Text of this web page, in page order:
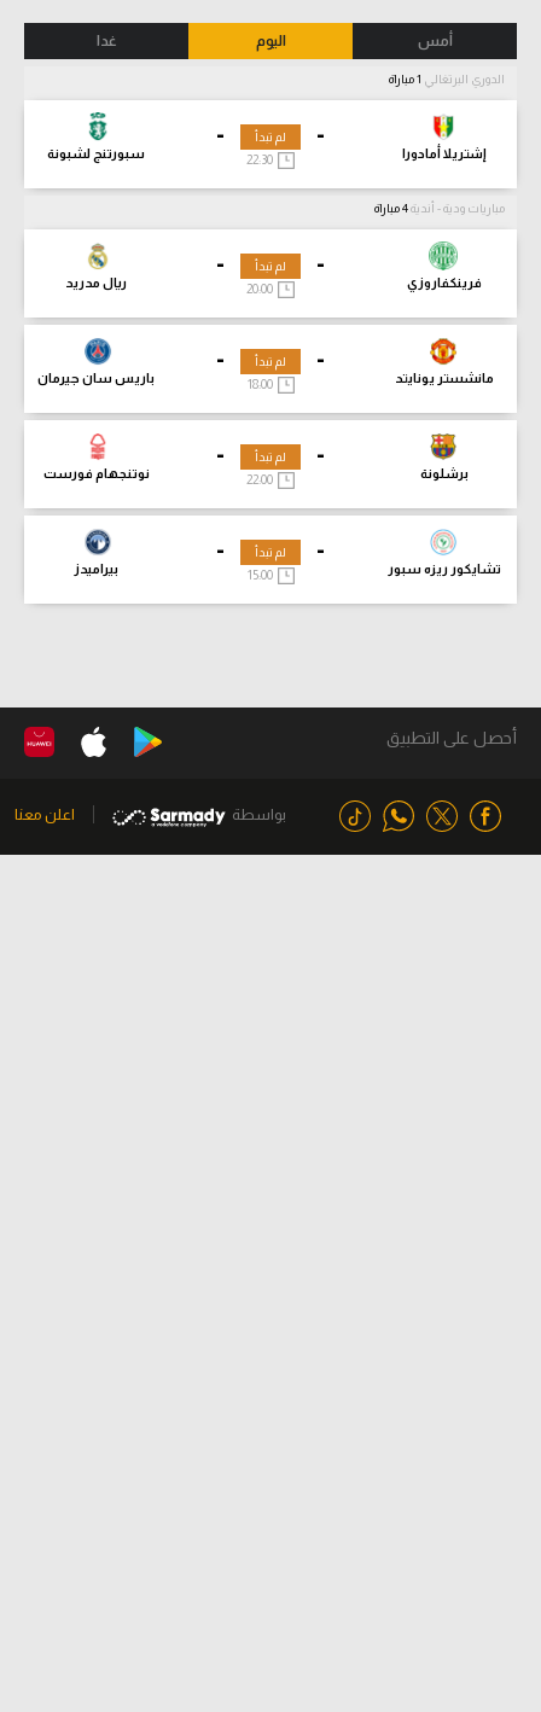
أمس اليوم غدا
الدوري البرتغالي
-
إشتريلا أمادورا
-
سبورتنج لشبونة
لم تبدأ
مباريات ودية - أندية
-
فرينكفاروزي
-
ريال مدريد
لم تبدأ
-
مانشستر يونايتد
-
باريس سان جيرمان
لم تبدأ
18:00
-
برشلونة
-
نوتنجهام فورست
لم تبدأ
-
تشايكور ريزه سبور
-
بيراميدز
لم تبدأ
15:00
أحصل على التطبيق
بواسطة اعلن معنا